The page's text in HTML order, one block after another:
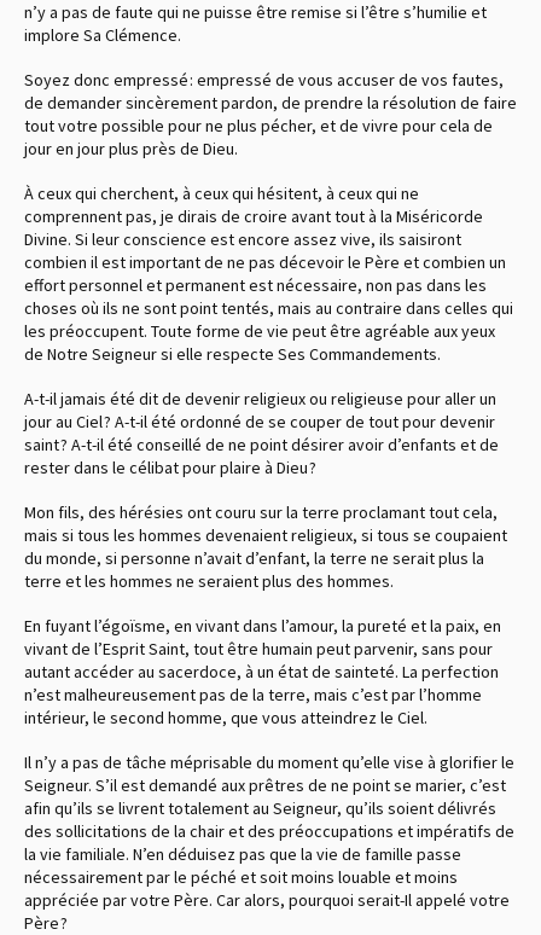
n’y a pas de faute qui ne puisse être remise si l’être s’humilie et
implore Sa Clémence.
Soyez donc empressé : empressé de vous accuser de vos fautes,
de demander sincèrement pardon, de prendre la résolution de faire
tout votre possible pour ne plus pécher, et de vivre pour cela de
jour en jour plus près de Dieu.
À ceux qui cherchent, à ceux qui hésitent, à ceux qui ne
comprennent pas, je dirais de croire avant tout à la Miséricorde
Divine. Si leur conscience est encore assez vive, ils saisiront
combien il est important de ne pas décevoir le Père et combien un
effort personnel et permanent est nécessaire, non pas dans les
choses où ils ne sont point tentés, mais au contraire dans celles qui
les préoccupent. Toute forme de vie peut être agréable aux yeux
de Notre Seigneur si elle respecte Ses Commandements.
A-t-il jamais été dit de devenir religieux ou religieuse pour aller un
jour au Ciel ? A-t-il été ordonné de se couper de tout pour devenir
saint ? A-t-il été conseillé de ne point désirer avoir d’enfants et de
rester dans le célibat pour plaire à Dieu ?
Mon fils, des hérésies ont couru sur la terre proclamant tout cela,
mais si tous les hommes devenaient religieux, si tous se coupaient
du monde, si personne n’avait d’enfant, la terre ne serait plus la
terre et les hommes ne seraient plus des hommes.
En fuyant l’égoïsme, en vivant dans l’amour, la pureté et la paix, en
vivant de l’Esprit Saint, tout être humain peut parvenir, sans pour
autant accéder au sacerdoce, à un état de sainteté. La perfection
n’est malheureusement pas de la terre, mais c’est par l’homme
intérieur, le second homme, que vous atteindrez le Ciel.
Il n’y a pas de tâche méprisable du moment qu’elle vise à glorifier le
Seigneur. S’il est demandé aux prêtres de ne point se marier, c’est
afin qu’ils se livrent totalement au Seigneur, qu’ils soient délivrés
des sollicitations de la chair et des préoccupations et impératifs de
la vie familiale. N’en déduisez pas que la vie de famille passe
nécessairement par le péché et soit moins louable et moins
appréciée par votre Père. Car alors, pourquoi serait-Il appelé votre
Père ?